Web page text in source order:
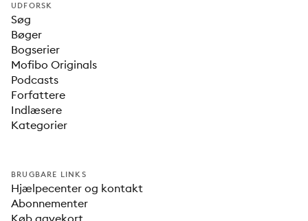
UDFORSK
Søg
Bøger
Bogserier
Mofibo Originals
Podcasts
Forfattere
Indlæsere
Kategorier
BRUGBARE LINKS
Hjælpecenter og kontakt
Abonnementer
Køb gavekort